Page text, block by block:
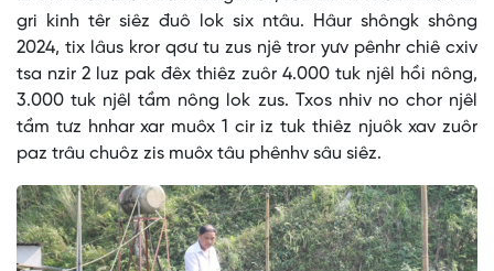
gri kinh têr siêz đuô lok six ntâu. Hâur shôngk shông
2024, tix lâus kror qơư tu zus njê tror yưv pênhr chiê cxiv
tsa nzir 2 luz pak đêx thiêz zuôr 4.000 tuk njêl hồi nông,
3.000 tuk njêl tầm nông lok zus. Txos nhiv no chor njêl
tầm tưz hnhar xar muôx 1 cir iz tuk thiêz njuôk xav zuôr
paz trâu chuôz zis muôx tâu phênhv sâu siêz.